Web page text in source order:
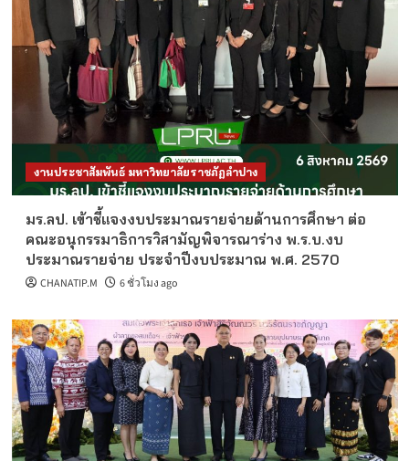
งานประชาสัมพันธ์ มหาวิทยาลัยราชภัฏลำปาง
มร.ลป. เข้าชี้แจงงบประมาณรายจ่ายด้านการศึกษา ต่อ
คณะอนุกรรมาธิการวิสามัญพิจารณาร่าง พ.ร.บ.งบ
ประมาณรายจ่าย ประจำปีงบประมาณ พ.ศ. 2570
CHANATIP.M 6 ชั่วโมง ago